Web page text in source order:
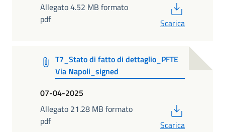
Allegato 4.52 MB formato
pdf
Scarica
T7_Stato di fatto di dettaglio_PFTE
Via Napoli_signed
07-04-2025
Allegato 21.28 MB formato
pdf
Scarica